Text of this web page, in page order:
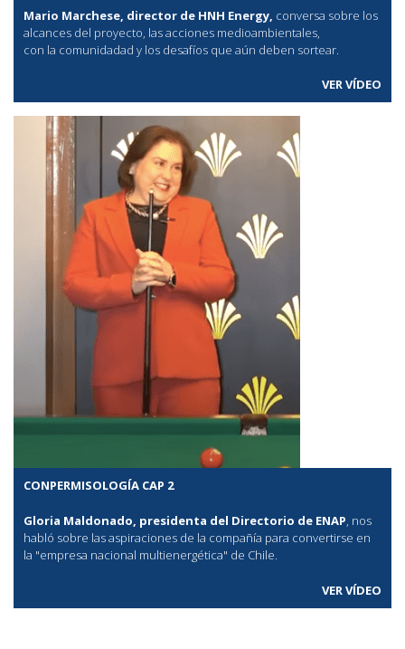
Mario Marchese, director de HNH Energy, conversa sobre los
alcances del proyecto, las acciones medioambientales,
con la comunidadad y los desafíos que aún deben sortear.
VER VÍDEO
CONPERMISOLOGÍA CAP 2
Gloria Maldonado, presidenta del Directorio de ENAP, nos
habló sobre las aspiraciones de la compañía para convertirse en
la "empresa nacional multienergética" de Chile.
VER VÍDEO